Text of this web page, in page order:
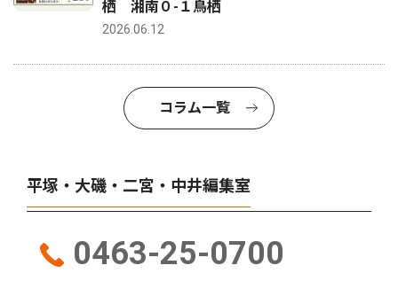
栖 湘南０-１鳥栖
2026.06.12
コラム一覧
平塚・大磯・二宮・中井編集室
0463-25-0700